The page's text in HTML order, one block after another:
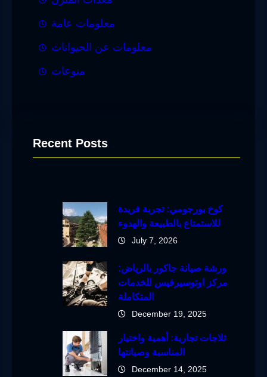
معلومات عامة
معلومات عن الحيوانات
منوعات
Recent Posts
كوخ بورجومي: تجربة فريدة
للاستمتاع بالطبيعة والهدوء
July 7, 2026
ورشة صيانة جاكور بالرياض:
مركز اوتوسيرفيس للخدمات
المتكاملة
December 19, 2025
ثلاجات تجارية: أهمية واختيار
المناسبة وصيانتها
December 14, 2025